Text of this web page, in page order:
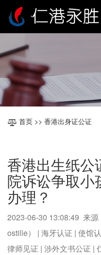
首页 >> 香港出身证公证
香港出生纸公
院诉讼争取小
办理？
2023-06-30 13:08:49 来
ostille） | 海牙认证 | 使馆
律师见证 | 涉外文书公证 |